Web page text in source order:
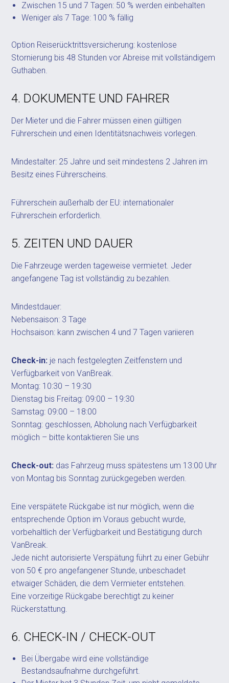
Zwischen 15 und 7 Tagen: 50 % werden einbehalten
Weniger als 7 Tage: 100 % fällig
Option Reiserücktrittsversicherung: kostenlose
Stornierung bis 48 Stunden vor Abreise mit vollständigem
Guthaben.
4. DOKUMENTE UND FAHRER
Der Mieter und die Fahrer müssen einen gültigen
Führerschein und einen Identitätsnachweis vorlegen.
Mindestalter: 25 Jahre und seit mindestens 2 Jahren im
Besitz eines Führerscheins.
Führerschein außerhalb der EU: internationaler
Führerschein erforderlich.
5. ZEITEN UND DAUER
Die Fahrzeuge werden tageweise vermietet. Jeder
angefangene Tag ist vollständig zu bezahlen.
Mindestdauer:
Nebensaison: 3 Tage
Hochsaison: kann zwischen 4 und 7 Tagen variieren
Check-in: je nach festgelegten Zeitfenstern und
Verfügbarkeit von VanBreak.
Montag: 10:30 – 19:30
Dienstag bis Freitag: 09:00 – 19:30
Samstag: 09:00 – 18:00
Sonntag: geschlossen, Abholung nach Verfügbarkeit
möglich – bitte kontaktieren Sie uns
Check-out: das Fahrzeug muss spätestens um 13:00 Uhr
von Montag bis Sonntag zurückgegeben werden.
Eine verspätete Rückgabe ist nur möglich, wenn die
entsprechende Option im Voraus gebucht wurde,
vorbehaltlich der Verfügbarkeit und Bestätigung durch
VanBreak.
Jede nicht autorisierte Verspätung führt zu einer Gebühr
von 50 € pro angefangener Stunde, unbeschadet
etwaiger Schäden, die dem Vermieter entstehen.
Eine vorzeitige Rückgabe berechtigt zu keiner
Rückerstattung.
6. CHECK-IN / CHECK-OUT
Bei Übergabe wird eine vollständige
Bestandsaufnahme durchgeführt.